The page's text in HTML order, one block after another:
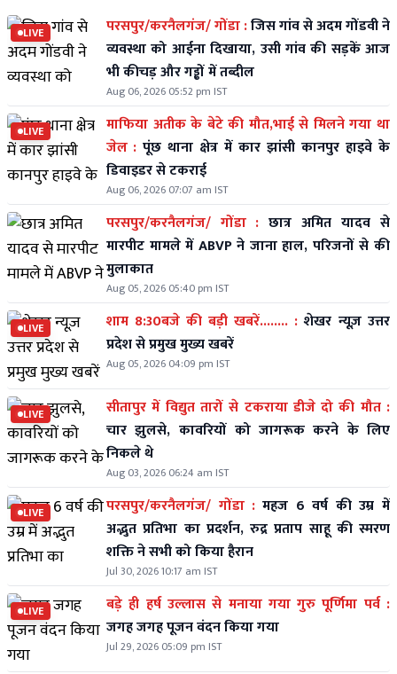
LIVE परसपुर/करनैलगंज/ गोंडा :जिस गांव से अदम गोंडवी ने
व्यवस्था को आईना दिखाया, उसी गांव की सड़कें आज
भी कीचड़ और गड्ढों में तब्दील
Aug 06, 2026 05:52 pm IST
LIVE
माफिया अतीक के बेटे की मौत,भाई से मिलने गया था
जेल : पूंछ थाना क्षेत्र में कार झांसी कानपुर हाइवे के
डिवाइडर से टकराई
Aug 06, 2026 07:07 am IST
परसपुर/करनैलगंज/ गोंडा : छात्र अमित यादव से
मारपीट मामले में ABVP ने जाना हाल, परिजनों से की
मुलाकात
Aug 05, 2026 05:40 pm IST
LIVE शाम 8:30बजे की बड़ी खबरें........ : शेखर न्यूज़ उत्तर
प्रदेश से प्रमुख मुख्य खबरें
Aug 05, 2026 04:09 pm IST
LIVE
सीतापुर में विद्युत तारों से टकराया डीजे दो की मौत :
चार झुलसे, कावरियों को जागरूक करने के लिए
निकले थे
Aug 03, 2026 06:24 am IST
LIVE परसपुर/करनैलगंज/ गोंडा : महज 6 वर्ष की उम्र में
अद्भुत प्रतिभा का प्रदर्शन, रुद्र प्रताप साहू की स्मरण
शक्ति ने सभी को किया हैरान
Jul 30, 2026 10:17 am IST
LIVE
बड़े ही हर्ष उल्लास से मनाया गया गुरु पूर्णिमा पर्व :
जगह जगह पूजन वंदन किया गया
Jul 29, 2026 05:09 pm IST